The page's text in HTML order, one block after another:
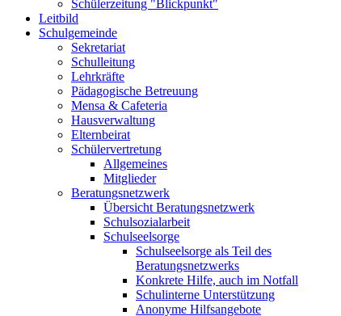
Schülerzeitung "Blickpunkt"
Leitbild
Schulgemeinde
Sekretariat
Schulleitung
Lehrkräfte
Pädagogische Betreuung
Mensa & Cafeteria
Hausverwaltung
Elternbeirat
Schülervertretung
Allgemeines
Mitglieder
Beratungsnetzwerk
Übersicht Beratungsnetzwerk
Schulsozialarbeit
Schulseelsorge
Schulseelsorge als Teil des
Beratungsnetzwerks
Konkrete Hilfe, auch im Notfall
Schulinterne Unterstützung
Anonyme Hilfsangebote